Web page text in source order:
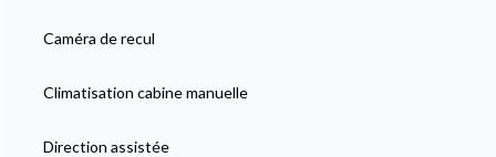
Caméra de recul
Climatisation cabine manuelle
Direction assistée